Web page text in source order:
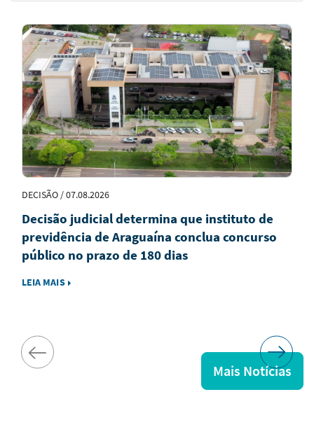
Notícias
em
Destaque
DECISÃO / 07.08.2026
Decisão judicial determina que instituto de
previdência de Araguaína conclua concurso
público no prazo de 180 dias
LEIA MAIS
Mais Notícias